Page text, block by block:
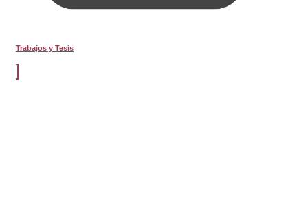
Trabajos y Tesis